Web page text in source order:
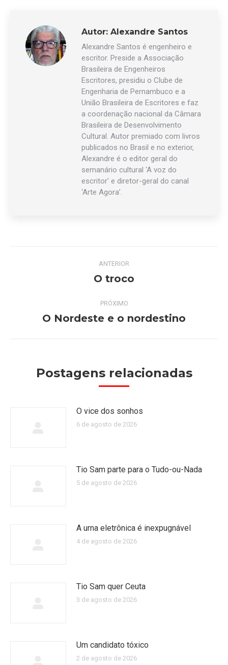
Autor: Alexandre Santos
Alexandre Santos é engenheiro e
escritor. Preside a Associação
Brasileira de Engenheiros
Escritores, presidiu o Clube de
Engenharia de Pernambuco e a
União Brasileira de Escritores e faz
a coordenação nacional da Câmara
Brasileira de Desenvolvimento
Cultural. Autor premiado com livros
publicados no Brasil e no exterior,
Alexandre é o editor geral do
semanário cultural ‘A voz do
escritor’ e diretor-geral do canal
‘Arte Agora’.
NavegaçãoANTERIOR
Post
O troco
PRÓXIMO
Próximo
O Nordeste e o nordestino
Postagens relacionadas
O vice dos sonhos
6 de agosto de 2026
Tio Sam parte para o Tudo-ou-Nada
5 de agosto de 2026
A urna eletrônica é inexpugnável
4 de agosto de 2026
Tio Sam quer Ceuta
3 de agosto de 2026
Um candidato tóxico
2 de agosto de 2026